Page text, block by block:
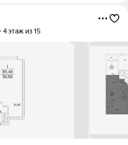
4 этаж из 15